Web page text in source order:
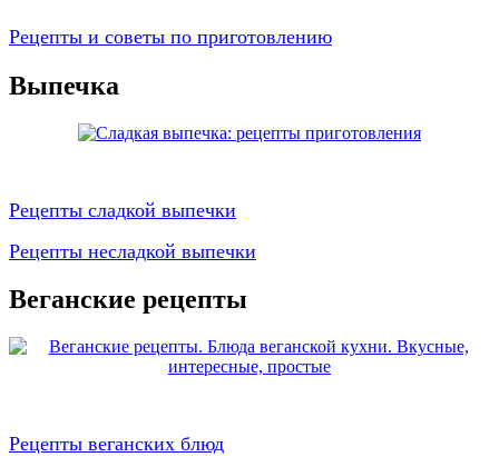
Рецепты и советы по приготовлению
Выпечка
Рецепты сладкой выпечки
Рецепты несладкой выпечки
Веганские рецепты
Рецепты веганских блюд